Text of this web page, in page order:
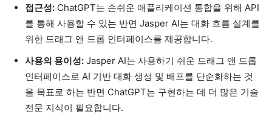
접근성: ChatGPT는 손쉬운 애플리케이션 통합을 위해 API
를 통해 사용할 수 있는 반면 Jasper AI는 대화 흐름 설계를
위한 드래그 앤 드롭 인터페이스를 제공합니다.
사용의 용이성: Jasper AI는 사용하기 쉬운 드래그 앤 드롭
인터페이스로 AI 기반 대화 생성 및 배포를 단순화하는 것
을 목표로 하는 반면 ChatGPT는 구현하는 데 더 많은 기술
전문 지식이 필요합니다.